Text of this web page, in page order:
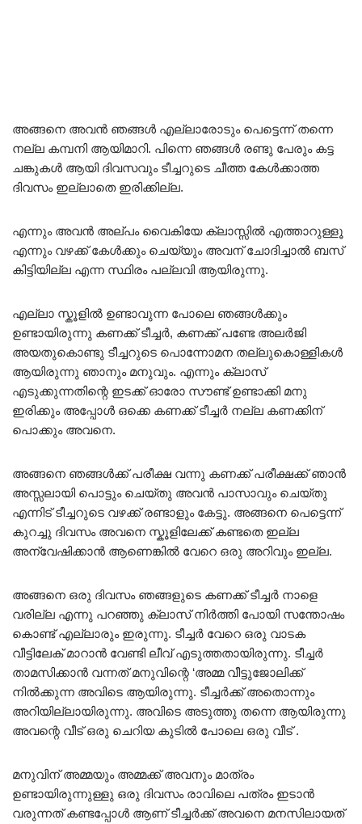
അങ്ങനെ അവൻ ഞങ്ങൾ എല്ലാരോടും പെട്ടെന്ന് തന്നെ
നല്ല കമ്പനി ആയിമാറി. പിന്നെ ഞങ്ങൾ രണ്ടു പേരും കട്ട
ചങ്കുകൾ ആയി ദിവസവും ടീച്ചറുടെ ചീത്ത കേൾക്കാത്ത
ദിവസം ഇല്ലാതെ ഇരിക്കില്ല.
എന്നും അവൻ അല്പം വൈകിയേ ക്ലാസ്സിൽ എത്താറുള്ളൂ
എന്നും വഴക്ക് കേൾക്കും ചെയ്യും അവന് ചോദിച്ചാൽ ബസ്
കിട്ടിയില്ല എന്ന സ്ഥിരം പല്ലവി ആയിരുന്നു.
എല്ലാ സ്കൂളിൽ ഉണ്ടാവുന്ന പോലെ ഞങ്ങൾക്കും
ഉണ്ടായിരുന്നു കണക്ക് ടീച്ചർ, കണക്ക് പണ്ടേ അലർജി
അയതുകൊണ്ടു ടീച്ചറുടെ പൊന്നോമന തല്ലുകൊള്ളികൾ
ആയിരുന്നു ഞാനും മനുവും. എന്നും ക്ലാസ്
എടുക്കുന്നതിന്റെ ഇടക്ക് ഓരോ സൗണ്ട് ഉണ്ടാക്കി മനു
ഇരിക്കും അപ്പോൾ ഒക്കെ കണക്ക് ടീച്ചർ നല്ല കണക്കിന്
പൊക്കും അവനെ.
അങ്ങനെ ഞങ്ങൾക്ക് പരീക്ഷ വന്നു കണക്ക് പരീക്ഷക്ക് ഞാൻ
അസ്സലായി പൊട്ടും ചെയ്തു അവൻ പാസാവും ചെയ്തു
എന്നിട് ടീച്ചറുടെ വഴക്ക് രണ്ടാളും കേട്ടു. അങ്ങനെ പെട്ടെന്ന്
കുറച്ചു ദിവസം അവനെ സ്കൂളിലേക്ക് കണ്ടതെ ഇല്ല
അന്വേഷിക്കാൻ ആണെങ്കിൽ വേറെ ഒരു അറിവും ഇല്ല.
അങ്ങനെ ഒരു ദിവസം ഞങ്ങളുടെ കണക്ക് ടീച്ചർ നാളെ
വരില്ല എന്നു പറഞ്ഞു ക്ലാസ് നിർത്തി പോയി സന്തോഷം
കൊണ്ട് എല്ലാരും ഇരുന്നു. ടീച്ചർ വേറെ ഒരു വാടക
വീട്ടിലേക് മാറാൻ വേണ്ടി ലീവ് എടുത്തതായിരുന്നു. ടീച്ചർ
താമസിക്കാൻ വന്നത് മനുവിന്റെ ‘അമ്മ വീട്ടുജോലിക്ക്
നിൽക്കുന്ന അവിടെ ആയിരുന്നു. ടീച്ചർക്ക് അതൊന്നും
അറിയില്ലായിരുന്നു. അവിടെ അടുത്തു തന്നെ ആയിരുന്നു
അവന്റെ വീട് ഒരു ചെറിയ കുടിൽ പോലെ ഒരു വീട് .
മനുവിന് അമ്മയും അമ്മക്ക് അവനും മാത്രം
ഉണ്ടായിരുന്നുള്ളു ഒരു ദിവസം രാവിലെ പത്രം ഇടാൻ
വരുന്നത് കണ്ടപ്പോൾ ആണ് ടീച്ചർക്ക് അവനെ മനസിലായത്